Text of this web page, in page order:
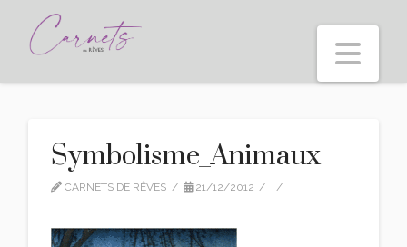
Symbolisme_Animaux
CARNETS DE RÊVES
21/12/2012